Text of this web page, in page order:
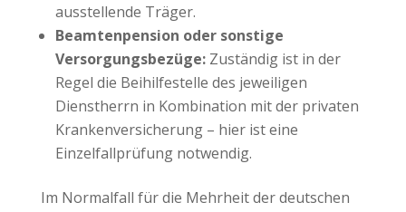
ausstellende Träger.
Beamtenpension oder sonstige
Versorgungsbezüge:Zuständig ist in der
Regel die Beihilfestelle des jeweiligen
Dienstherrn in Kombination mit der privaten
Krankenversicherung – hier ist eine
Einzelfallprüfung notwendig.
Im Normalfall für die Mehrheit der deutschen